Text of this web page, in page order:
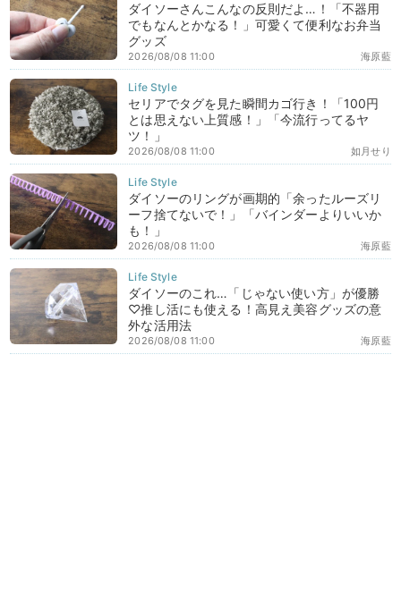
ダイソーさんこんなの反則だよ…！「不器用
でもなんとかなる！」可愛くて便利なお弁当
グッズ
海原藍
2026/08/08 11:00
セリアでタグを見た瞬間カゴ行き！「100円
とは思えない上質感！」「今流行ってるヤ
ツ！」
如月せり
2026/08/08 11:00
ダイソーのリングが画期的「余ったルーズリ
ーフ捨てないで！」「バインダーよりいいか
も！」
海原藍
2026/08/08 11:00
ダイソーのこれ…「じゃない使い方」が優勝
♡推し活にも使える！高見え美容グッズの意
外な活用法
海原藍
2026/08/08 11:00